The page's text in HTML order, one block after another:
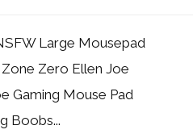
Large Mousepad
Zero Ellen Joe
Gaming Mouse Pad
Boobs...